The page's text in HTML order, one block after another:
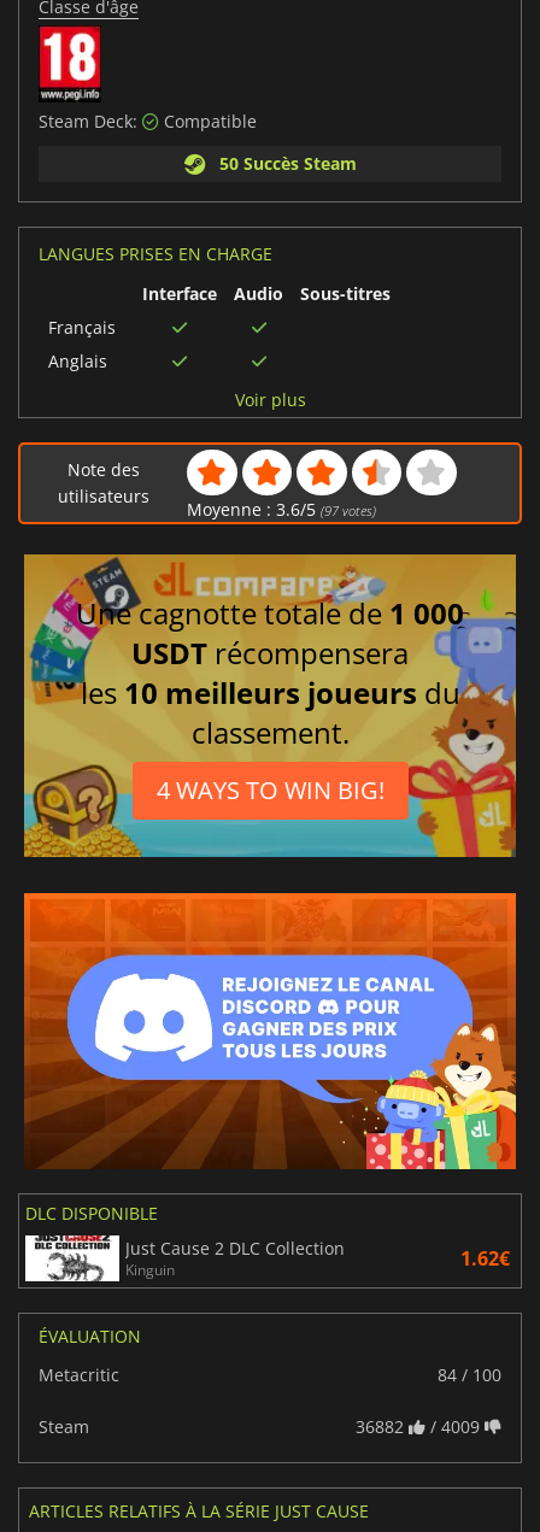
Classe d'âge
Steam Deck:
Compatible
50 Succès Steam
LANGUES PRISES EN CHARGE
Interface
Audio
Sous-titres
Français
Anglais
Allemand
Italien
Russe
Voir plus
Note des
utilisateurs
Moyenne : 3.6/5 (97votes)
Une cagnotte totale de 1 000
USDT récompensera
les 10 meilleurs joueurs du
classement.
4 WAYS TO WIN BIG!
DLC DISPONIBLE
Just Cause 2 DLC Collection
Kinguin 1.62€
ÉVALUATION
Metacritic
84 / 100
Steam 36882 / 4009
ARTICLES RELATIFS À LA SÉRIE JUST CAUSE